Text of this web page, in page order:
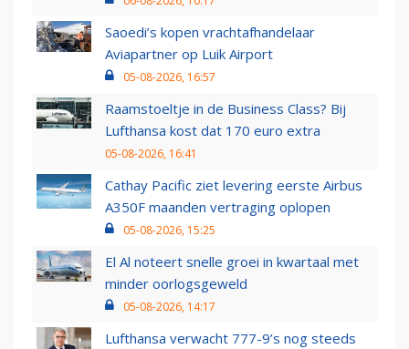
Saoedi’s kopen vrachtafhandelaar
Aviapartner op Luik Airport
05-08-2026, 16:57
Raamstoeltje in de Business Class? Bij
Lufthansa kost dat 170 euro extra
05-08-2026, 16:41
Cathay Pacific ziet levering eerste Airbus
A350F maanden vertraging oplopen
05-08-2026, 15:25
El Al noteert snelle groei in kwartaal met
minder oorlogsgeweld
05-08-2026, 14:17
Lufthansa verwacht 777-9’s nog steeds